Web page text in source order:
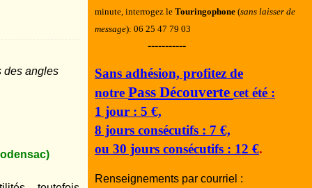
des angles
minute, interrogez le Touringophone (sans laisser de
message): 06 25 47 79 03
-----------
Sans adhésion, profitez de
notre Pass Découverte cet été :
1 jour : 5 €,
8 jours consécutifs : 7 €,
ou 30 jours consécutifs : 12 €.
Renseignements par courriel :